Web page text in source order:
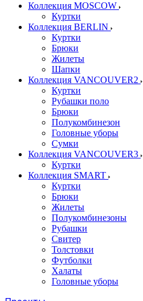
Коллекция MOSCOW
Куртки
Коллекция BERLIN
Куртки
Брюки
Жилеты
Шапки
Коллекция VANCOUVER2
Куртки
Рубашки поло
Брюки
Полукомбинезон
Головные уборы
Сумки
Коллекция VANCOUVER3
Куртки
Коллекция SMART
Куртки
Брюки
Жилеты
Полукомбинезоны
Рубашки
Свитер
Толстовки
Футболки
Халаты
Головные уборы